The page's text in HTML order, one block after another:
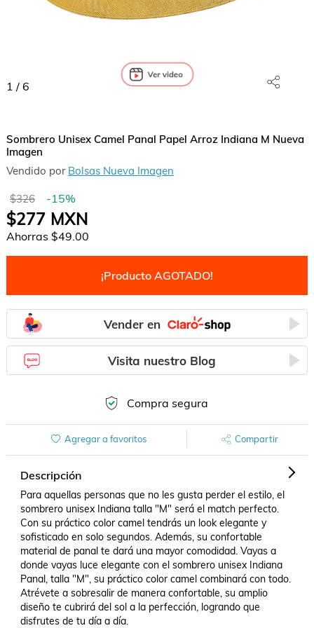
1 / 6
Sombrero Unisex Camel Panal Papel Arroz Indiana M Nueva
Imagen
Vendido por Bolsas Nueva Imagen
$326 -15%
$277MXN
Ahorras $49.00
¡Producto AGOTADO!
Vender en
Visita nuestro Blog
Compra segura
Agregar a favoritos Compartir
Descripción
Para aquellas personas que no les gusta perder el estilo, el
sombrero unisex Indiana talla "M" será el match perfecto.
Con su práctico color camel tendrás un look elegante y
sofisticado en solo segundos. Además, su confortable
material de panal te dará una mayor comodidad. Vayas a
donde vayas luce elegante con el sombrero unisex Indiana
Panal, talla "M", su práctico color camel combinará con todo.
Atrévete a sobresalir de manera confortable, su amplio
diseño te cubrirá del sol a la perfección, logrando que
disfrutes de tu día a día.